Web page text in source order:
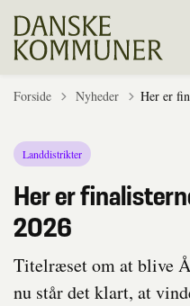
Forside Tilbage til
Nyheder Her er
Landdistrikter
Her er
2026
Titelræset om at blive
nu står det klart, at